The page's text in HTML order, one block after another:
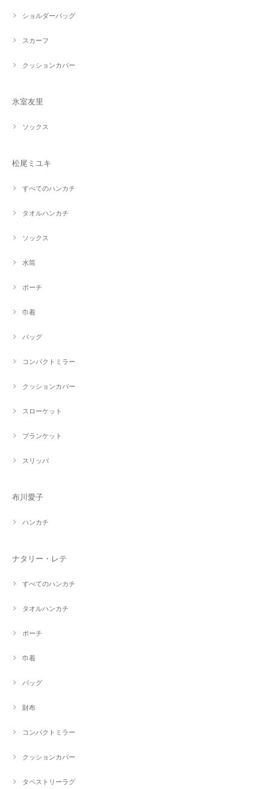
ショルダーバッグ
スカーフ
クッションカバー
氷室友里
ソックス
松尾ミユキ
すべてのハンカチ
タオルハンカチ
ソックス
水筒
ポーチ
巾着
バッグ
コンパクトミラー
クッションカバー
スローケット
ブランケット
スリッパ
布川愛子
ハンカチ
ナタリー・レテ
すべてのハンカチ
タオルハンカチ
ポーチ
巾着
バッグ
財布
コンパクトミラー
クッションカバー
タペストリーラグ